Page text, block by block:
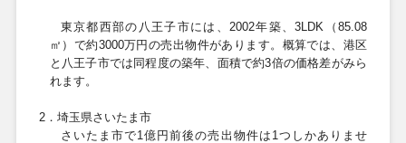
東京都西部の八王子市には、2002年築、3LDK （85.08
㎡）で約3000万円の売出物件があります。概算では、港区
と八王子市では同程度の築年、面積で約3倍の価格差がみら
れます。
2．埼玉県さいたま市
さいたま市で1億円前後の売出物件は 1つしかありませ